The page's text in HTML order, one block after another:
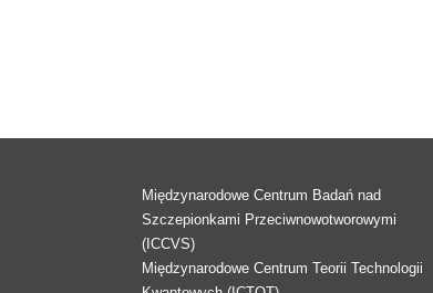
Międzynarodowe Centrum Badań nad
Szczepionkami Przeciwnowotworowymi
(ICCVS)
Międzynarodowe Centrum Teorii Technologii